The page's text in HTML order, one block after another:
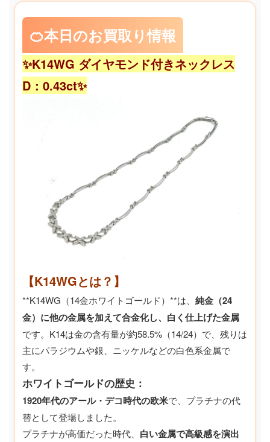
🍊本日のお買取り情報
✨K14WG ダイヤモンド付きネックレス
D：0.43ct✨
【K14WGとは？】
**K14WG（14金ホワイトゴールド）**は、 純金（24
金）に他の金属を加えて合金化し、白く仕上げた金属
です。K14は金の含有量が約58.5%（14/24）で、残りは
主にパラジウムや銀、ニッケルなどの白色系金属で
す。
ホワイトゴールドの歴史：
1920年代のアール・デコ時代の欧米で、プラチナの代
替として登場しました。
プラチナが高価だった時代、 白い金属で高級感を演出